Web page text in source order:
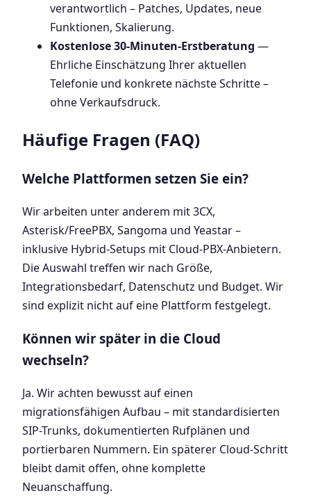
verantwortlich – Patches, Updates, neue
Funktionen, Skalierung.
Kostenlose 30-Minuten-Erstberatung —
Ehrliche Einschätzung Ihrer aktuellen
Telefonie und konkrete nächste Schritte –
ohne Verkaufsdruck.
Häufige Fragen (FAQ)
Welche Plattformen setzen Sie ein?
Wir arbeiten unter anderem mit 3CX,
Asterisk/FreePBX, Sangoma und Yeastar –
inklusive Hybrid-Setups mit Cloud-PBX-Anbietern.
Die Auswahl treffen wir nach Größe,
Integrationsbedarf, Datenschutz und Budget. Wir
sind explizit nicht auf eine Plattform festgelegt.
Können wir später in die Cloud
wechseln?
Ja. Wir achten bewusst auf einen
migrationsfähigen Aufbau – mit standardisierten
SIP-Trunks, dokumentierten Rufplänen und
portierbaren Nummern. Ein späterer Cloud-Schritt
bleibt damit offen, ohne komplette
Neuanschaffung.